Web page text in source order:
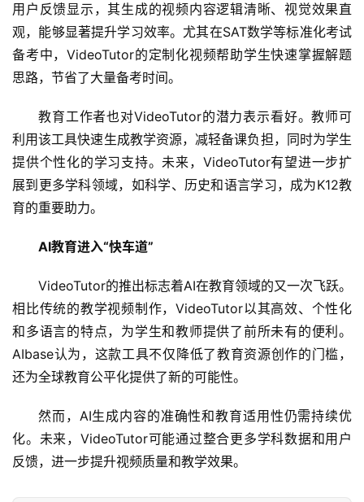
商
业
消
活
科
技
教
育
专
汽
车
用户反馈显示，其生成的视频内容逻辑清晰、视觉效果直
观，能够显著提升学习效率。尤其在SAT数学等标准化考试
备考中，VideoTutor的定制化视频帮助学生快速掌握解题
思路，节省了大量备考时间。
教育工作者也对VideoTutor的潜力表示看好。教师可
利用该工具快速生成教学资源，减轻备课负担，同时为学生
提供个性化的学习支持。未来，VideoTutor有望进一步扩
展到更多学科领域，如科学、历史和语言学习，成为K12教
育的重要助力。
AI教育进入“快车道”
VideoTutor的推出标志着AI在教育领域的又一次飞跃。
相比传统的教学视频制作，VideoTutor以其高效、个性化
和多语言的特点，为学生和教师提供了前所未有的便利。
AIbase认为，这款工具不仅降低了教育资源创作的门槛，
还为全球教育公平化提供了新的可能性。
然而，AI生成内容的准确性和教育适用性仍需持续优
化。未来，VideoTutor可能通过整合更多学科数据和用户
反馈，进一步提升视频质量和教学效果。